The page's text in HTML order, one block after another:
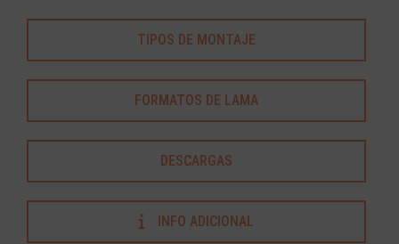
TIPOS DE MONTAJE
FORMATOS DE LAMA
DESCARGAS
INFO ADICIONAL